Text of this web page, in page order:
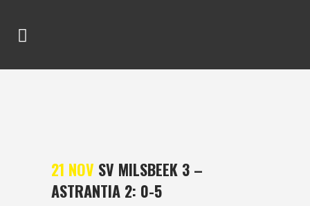
21 NOV SV MILSBEEK 3 –
ASTRANTIA 2: 0-5